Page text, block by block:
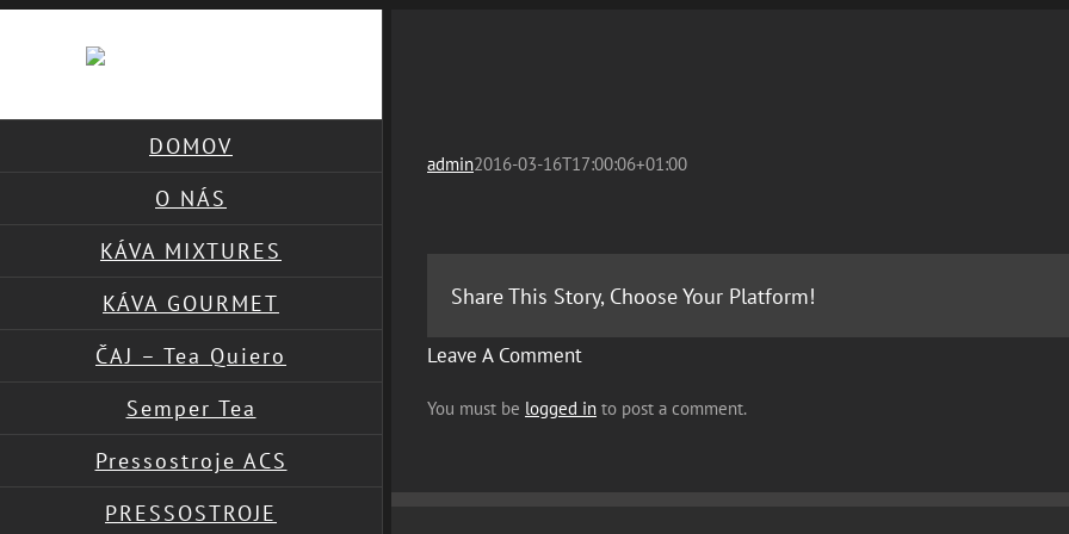
DOMOV
O NÁS
KÁVA MIXTURES
KÁVA GOURMET
ČAJ – Tea Quiero
Semper Tea
Pressostroje ACS
PRESSOSTROJE
admin2016-03-16T17:00:06+01:00
Share This Story, Choose Your Platform!
Leave A Comment
You must be logged in to post a comment.